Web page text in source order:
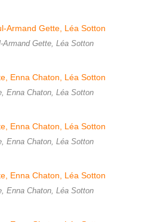
Armand Gette, Léa Sotton
Enna Chaton, Léa Sotton
Enna Chaton, Léa Sotton
Enna Chaton, Léa Sotton